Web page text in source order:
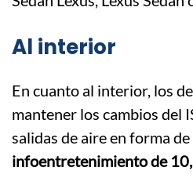
Al interior
En cuanto al interior, los
mantener los cambios del
salidas de aire en forma
infoentretenimiento de